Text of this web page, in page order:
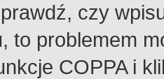
czy
to problemem
COPPA i